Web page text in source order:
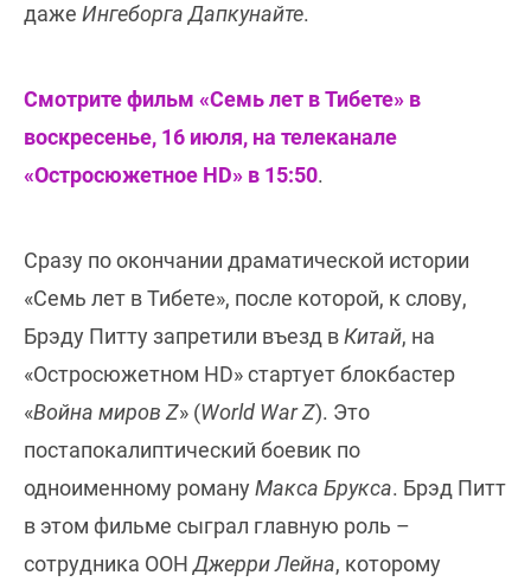
даже Ингеборга Дапкунайте.
Смотрите фильм «Семь лет в Тибете» в
воскресенье, 16 июля, на телеканале
«Остросюжетное HD» в 15:50.
Сразу по окончании драматической истории
«Семь лет в Тибете», после которой, к слову,
Брэду Питту запретили въезд вКитай, на
«Остросюжетном HD» стартует блокбастер
«Война миров Z» (World War Z). Это
постапокалиптический боевик по
одноименному романуМакса Брукса. Брэд Питт
в этом фильме сыграл главную роль –
сотрудника ООНДжерри Лейна, которому